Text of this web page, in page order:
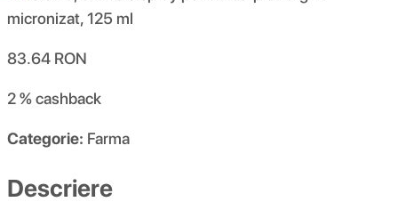
83.64 RON
2 %cashback
Categorie: Farma
Descriere